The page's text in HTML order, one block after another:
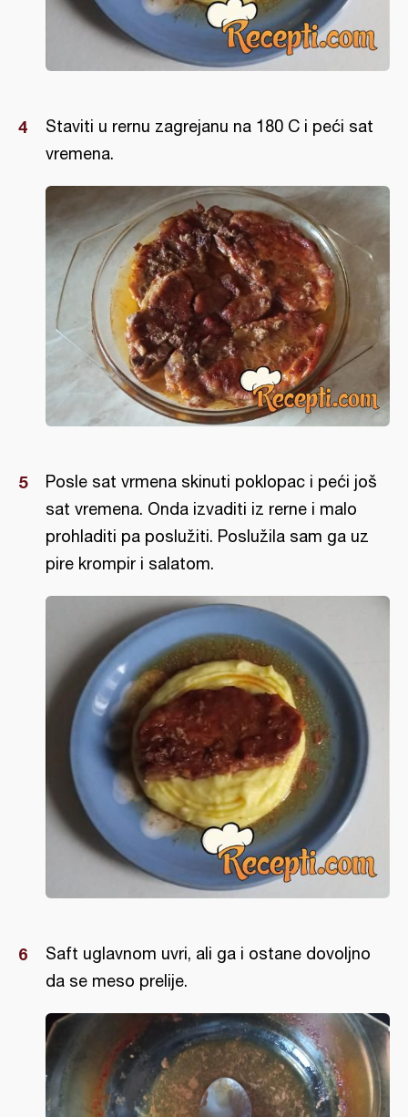
Staviti u rernu zagrejanu na 180 C i peći sat
vremena.
Posle sat vrmena skinuti poklopac i peći još
sat vremena. Onda izvaditi iz rerne i malo
prohladiti pa poslužiti. Poslužila sam ga uz
pire krompir i salatom.
Saft uglavnom uvri, ali ga i ostane dovoljno
da se meso prelije.